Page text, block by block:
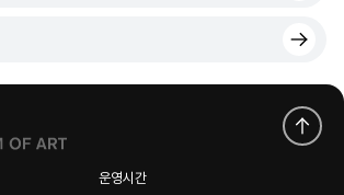
운영시간